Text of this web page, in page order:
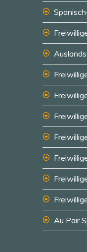
Au Pair